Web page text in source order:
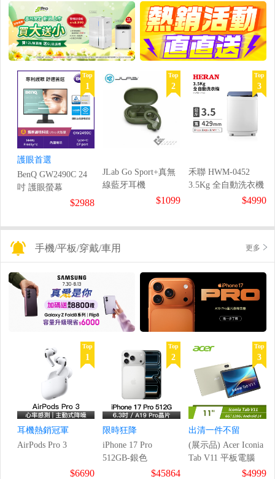
Top
1
護眼首選
BenQ GW2490C 24
吋 護眼螢幕
$2988
Top
2
JLab Go Sport+真無
線藍牙耳機
$1099
Top
3
禾聯 HWM-0452
3.5Kg 全自動洗衣機
$4990
手機/平板/穿戴/車用 更多
Top
1
耳機熱銷冠軍
AirPods Pro 3
$6690
Top
2
限時狂降
iPhone 17 Pro
512GB-銀色
$45864
Top
3
出清一件不留
(展示品) Acer Iconia
Tab V11 平板電腦
$4999